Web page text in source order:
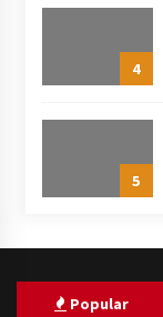
4
5
Popular